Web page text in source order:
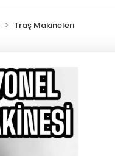
Traş Makineleri